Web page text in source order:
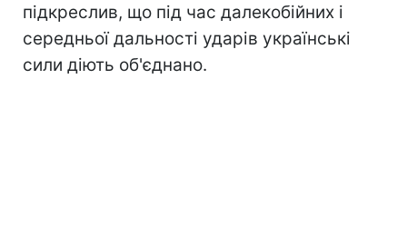
підкреслив, що під час далекобійних і
середньої дальності ударів українські
сили діють об'єднано.